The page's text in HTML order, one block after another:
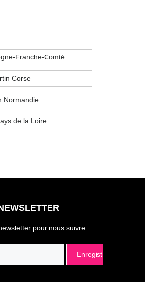
Franche-Comté
Corse
Normandie
de la Loire
pour nous suivre.